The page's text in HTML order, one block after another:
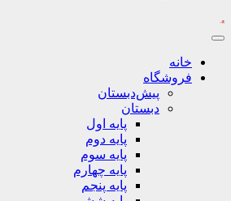
خانه
فروشگاه
پیش‌دبستان
دبستان
پایه اول
پایه دوم
پایه سوم
پایه چهارم
پایه پنجم